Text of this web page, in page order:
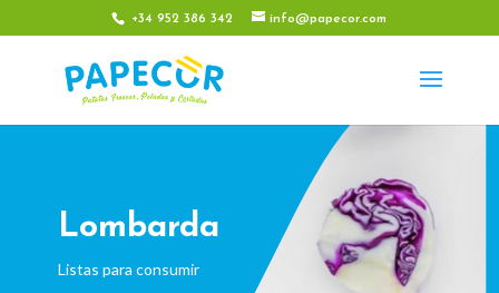
+34 952 386 342 info@papecor.com
Lombarda
Listas para consumir